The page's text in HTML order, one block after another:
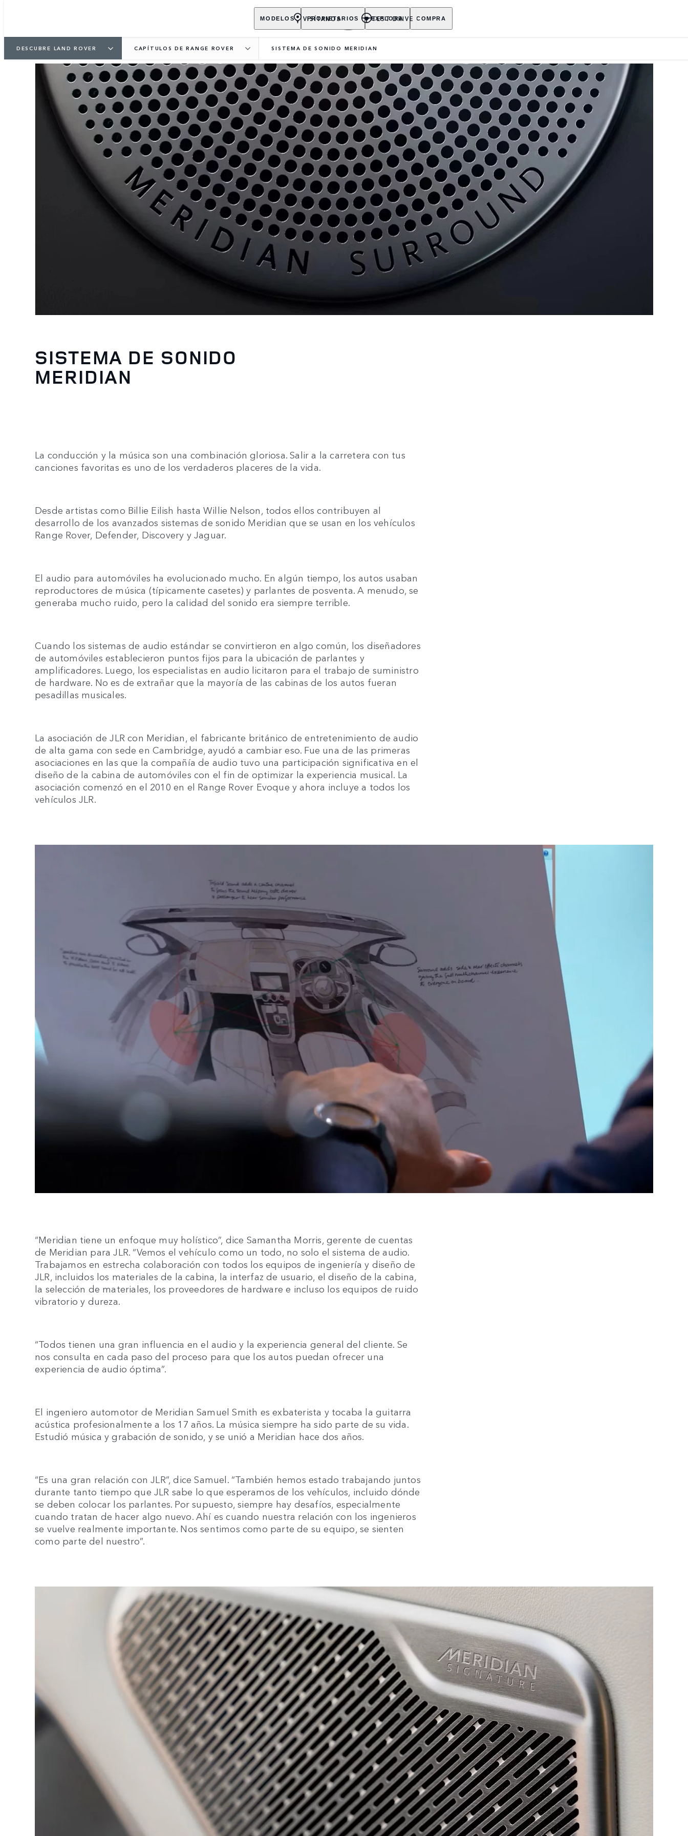
MODELOS PROPIETARIOS EXPLORA COMPRA
VISÍTANOS TEST DRIVE
DESCUBRE LAND ROVER CAPÍTULOS DE RANGE ROVER SISTEMA DE SONIDO MERIDIAN
SISTEMA DE SONIDO
MERIDIAN
La conducción y la música son una combinación gloriosa. Salir a la carretera con tus
canciones favoritas es uno de los verdaderos placeres de la vida.
Desde artistas como Billie Eilish hasta Willie Nelson, todos ellos contribuyen al
desarrollo de los avanzados sistemas de sonido Meridian que se usan en los vehículos
Range Rover, Defender, Discovery y Jaguar.
El audio para automóviles ha evolucionado mucho. En algún tiempo, los autos usaban
reproductores de música (típicamente casetes) y parlantes de posventa. A menudo, se
generaba mucho ruido, pero la calidad del sonido era siempre terrible.
Cuando los sistemas de audio estándar se convirtieron en algo común, los diseñadores
de automóviles establecieron puntos fijos para la ubicación de parlantes y
amplificadores. Luego, los especialistas en audio licitaron para el trabajo de suministro
de hardware. No es de extrañar que la mayoría de las cabinas de los autos fueran
pesadillas musicales.
La asociación de JLR con Meridian, el fabricante británico de entretenimiento de audio
de alta gama con sede en Cambridge, ayudó a cambiar eso. Fue una de las primeras
asociaciones en las que la compañía de audio tuvo una participación significativa en el
diseño de la cabina de automóviles con el fin de optimizar la experiencia musical. La
asociación comenzó en el 2010 en el Range Rover Evoque y ahora incluye a todos los
vehículos JLR.
“Meridian tiene un enfoque muy holístico”, dice Samantha Morris, gerente de cuentas
de Meridian para JLR. “Vemos el vehículo como un todo, no solo el sistema de audio.
Trabajamos en estrecha colaboración con todos los equipos de ingeniería y diseño de
JLR, incluidos los materiales de la cabina, la interfaz de usuario, el diseño de la cabina,
la selección de materiales, los proveedores de hardware e incluso los equipos de ruido
vibratorio y dureza.
“Todos tienen una gran influencia en el audio y la experiencia general del cliente. Se
nos consulta en cada paso del proceso para que los autos puedan ofrecer una
experiencia de audio óptima”.
El ingeniero automotor de Meridian Samuel Smith es exbaterista y tocaba la guitarra
acústica profesionalmente a los 17 años. La música siempre ha sido parte de su vida.
Estudió música y grabación de sonido, y se unió a Meridian hace dos años.
“Es una gran relación con JLR”, dice Samuel. “También hemos estado trabajando juntos
durante tanto tiempo que JLR sabe lo que esperamos de los vehículos, incluido dónde
se deben colocar los parlantes. Por supuesto, siempre hay desafíos, especialmente
cuando tratan de hacer algo nuevo. Ahí es cuando nuestra relación con los ingenieros
se vuelve realmente importante. Nos sentimos como parte de su equipo, se sienten
como parte del nuestro”.